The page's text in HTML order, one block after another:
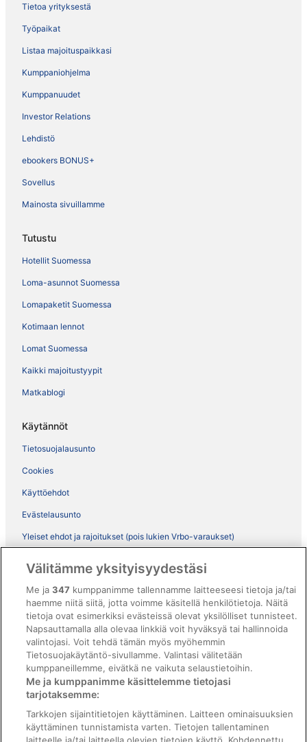
Tietoa yrityksestä
Työpaikat
Listaa majoituspaikkasi
Kumppaniohjelma
Kumppanuudet
Investor Relations
Lehdistö
ebookers BONUS+
Sovellus
Mainosta sivuillamme
Tutustu
Hotellit Suomessa
Loma-asunnot Suomessa
Lomapaketit Suomessa
Kotimaan lennot
Lomat Suomessa
Kaikki majoitustyypit
Matkablogi
Käytännöt
Tietosuojalausunto
Cookies
Käyttöehdot
Evästelausunto
Yleiset ehdot ja rajoitukset (pois lukien Vrbo-varaukset)
ebookers BONUS+ -ohjelman ehdot
Oikeudelliset tiedot / ota meihin yhteyttä
Sisältövaatimukset ja ilmoituksen tekeminen sisällöstä
Tuki
Ota yhteyttä
Varauksen muuttaminen tai peruuttaminen
Välitämme yksityisyydestäsi
Me ja347 kumppanimme tallennamme laitteeseesi tietoja ja/tai
haemme niitä siitä, jotta voimme käsitellä henkilötietoja. Näitä
tietoja ovat esimerkiksi evästeissä olevat yksilölliset tunnisteet.
Napsauttamalla alla olevaa linkkiä voit hyväksyä tai hallinnoida
valintojasi. Voit tehdä tämän myös myöhemmin
Tietosuojakäytäntö-sivullamme. Valintasi välitetään
kumppaneillemme, eivätkä ne vaikuta selaustietoihin.
Me ja kumppanimme käsittelemme tietojasi
tarjotaksemme:
Tarkkojen sijaintitietojen käyttäminen. Laitteen ominaisuuksien
käyttäminen tunnistamista varten. Tietojen tallentaminen